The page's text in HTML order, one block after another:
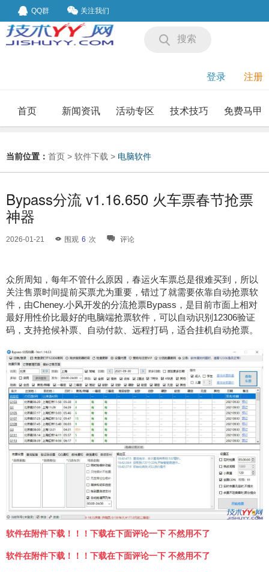
QQ群 关注我们
搜索
登录 注册
首页 新闻资讯 活动专区 技术技巧 免费马甲
当前位置： 首页 > 软件下载 > 电脑软件
Bypass分流 v1.16.650 火车票春节抢票
神器
2026-01-21 围观 6 次 评论
众所周知，每年不管什么原因，春运火车票总是很难买到，所以
关注售票时间提前买票尤为重要，错过了就需要依靠自动抢票软
件，由Cheney.小风开发的分流抢票Bypass，是目前市面上相对
最好用性价比最好的电脑端抢票软件，可以自动识别12306验证
码，支持抢候补票、自动付款、远程打码，适合挂机自动抢票。
软件在附件下载！！！下载在下面评论一下 不然用不了
软件在附件下载！！！下载在下面评论一下 不然用不了